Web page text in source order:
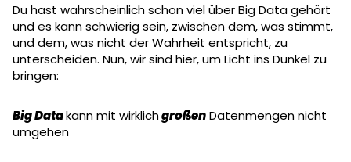
Du hast wahrscheinlich schon viel über Big Data gehört
und es kann schwierig sein, zwischen dem, was stimmt,
und dem, was nicht der Wahrheit entspricht, zu
unterscheiden. Nun, wir sind hier, um Licht ins Dunkel zu
bringen:
Big Datakann mit wirklichgroßenDatenmengen nicht
umgehen